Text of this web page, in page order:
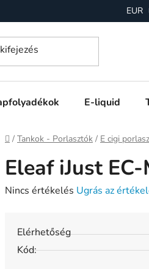
Üzleti feltételek EUR
E-liquid
Kezdőlap
/ Tankok - Porlasztók / E cigi
Eleaf iJust
A
értékelése
Nincs értékelés Ugrás az
Elérhetőség
Kód: